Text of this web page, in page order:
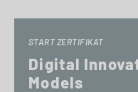
START ZERTIFIKAT
Digital
Models